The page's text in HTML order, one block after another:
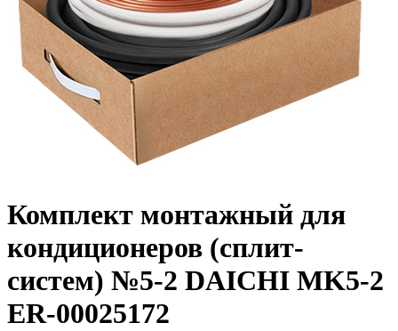
Комплект монтажный для
кондиционеров (сплит-
систем) №5-2 DAICHI MK5-2
ER-00025172